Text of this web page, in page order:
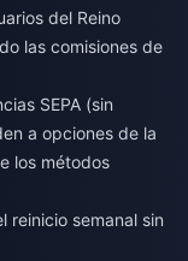
del Reino
las comisiones de
SEPA (sin
a opciones de la
los métodos
reinicio semanal sin